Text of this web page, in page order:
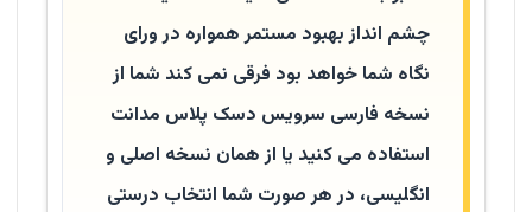
چشم انداز بهبود مستمر همواره در ورای
نگاه شما خواهد بود فرقی نمی کند شما از
نسخه فارسی سرویس دسک پلاس مدانت
استفاده می کنید یا از همان نسخه اصلی و
انگلیسی، در هر صورت شما انتخاب درستی